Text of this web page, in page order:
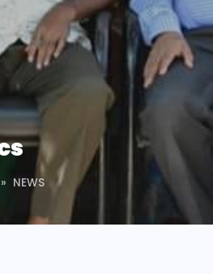
NEWS